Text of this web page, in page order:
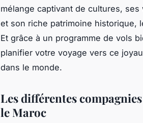
mélange captivant de cultures,
et son riche patrimoine historique,
Et grâce à un programme de vols
planifier votre voyage vers ce
dans le monde.
Les différentes
le Maroc